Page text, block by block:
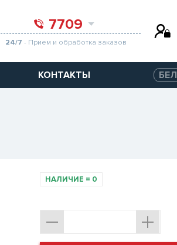
7709
24/7 - Прием и обработка заказов
КОНТАКТЫ БЕЛ
НАЛИЧИЕ = 0